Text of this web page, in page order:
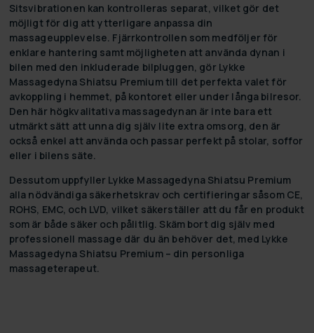
Sitsvibrationen kan kontrolleras separat, vilket gör det
möjligt för dig att ytterligare anpassa din
massageupplevelse. Fjärrkontrollen som medföljer för
enklare hantering samt möjligheten att använda dynan i
bilen med den inkluderade bilpluggen, gör Lykke
Massagedyna Shiatsu Premium till det perfekta valet för
avkoppling i hemmet, på kontoret eller under långa bilresor.
Den här högkvalitativa massagedynan är inte bara ett
utmärkt sätt att unna dig själv lite extra omsorg, den är
också enkel att använda och passar perfekt på stolar, soffor
eller i bilens säte.
Dessutom uppfyller Lykke Massagedyna Shiatsu Premium
alla nödvändiga säkerhetskrav och certifieringar såsom CE,
ROHS, EMC, och LVD, vilket säkerställer att du får en produkt
som är både säker och pålitlig. Skäm bort dig själv med
professionell massage där du än behöver det, med Lykke
Massagedyna Shiatsu Premium – din personliga
massageterapeut.